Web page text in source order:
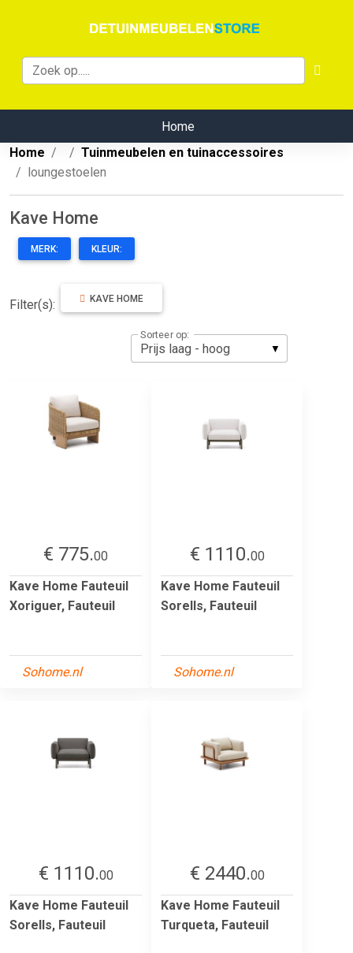
Home
Home
Tuinmeubelen en tuinaccessoires
loungestoelen
Kave Home
MERK: KLEUR:
Filter(s): KAVE HOME
Sorteer op:
€ 775.00
Kave Home Fauteuil
Xoriguer, Fauteuil
Sohome.nl
€ 1110.00
Kave Home Fauteuil
Sorells, Fauteuil
Sohome.nl
€ 1110.00
Kave Home Fauteuil
Sorells, Fauteuil
€ 2440.00
Kave Home Fauteuil
Turqueta, Fauteuil